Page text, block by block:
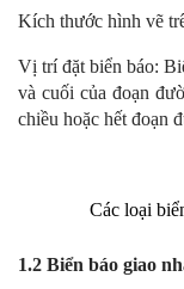
Kích thước hình vẽ
Vị trí đặt biển báo:
và cuối của đoạn
chiều hoặc hết đoạn
Các loại
1.2 Biển báo giao